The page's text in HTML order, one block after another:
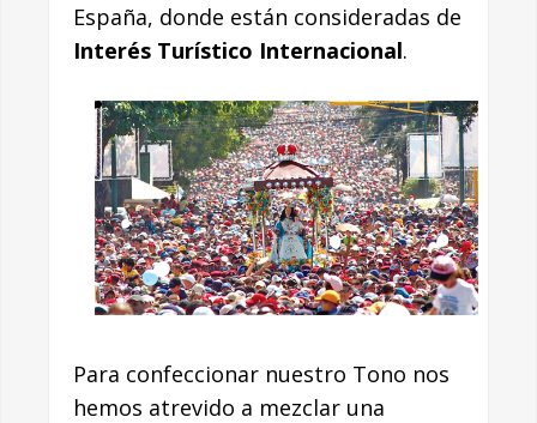
España, donde están consideradas de
Interés Turístico Internacional.
Para confeccionar nuestro Tono nos
hemos atrevido a mezclar una